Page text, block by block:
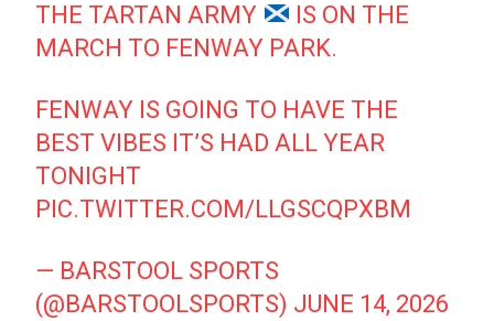
THE TARTAN ARMY
IS ON THE
MARCH TO FENWAY PARK.
FENWAY IS GOING TO HAVE THE
BEST VIBES IT’S HAD ALL YEAR
TONIGHT
PIC.TWITTER.COM/LLGSCQPXBM
— BARSTOOL SPORTS
(@BARSTOOLSPORTS) JUNE 14, 2026